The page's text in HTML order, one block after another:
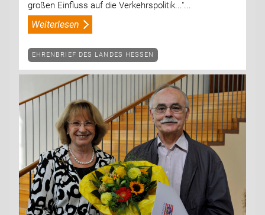
großen Einfluss auf die Verkehrspolitik..."...
Weiterlesen
EHRENBRIEF DES LANDES HESSEN